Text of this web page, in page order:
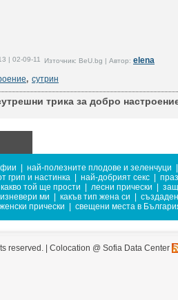
| 02-09-11 Източник: BeU.bg | Автор: elena
, сутрин
трика за добро
най-полезните плодове и зеленчуци
грип и настинка
най-добрият секс
какво той ще прости лесни прически
изневери ми какъв тип жена си
женски прически свещени места в
reserved. | Colocation @ Sofia Data Center